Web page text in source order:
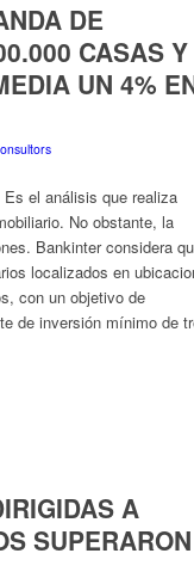
DE
CASAS Y
UN 4%
el análisis que realiza
No obstante, la
Bankinter considera
localizados en
con un objetivo de
de inversión mínimo de
A
SUPERARON